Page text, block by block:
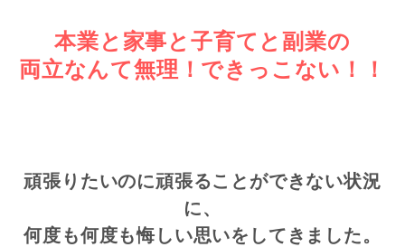
本業と家事と子育てと副業の
両立なんて無理！できっこない！！
頑張りたいのに頑張ることができない状況
に、
何度も何度も悔しい思いをしてきました。